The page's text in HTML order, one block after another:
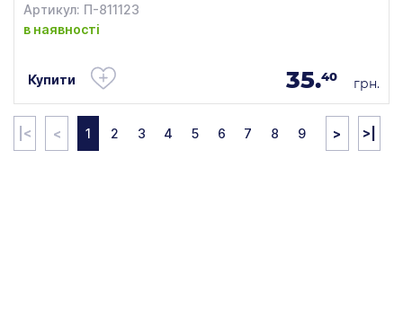
Артикул: П-811123
в наявності
Купити 35.40 грн.
|< < 1 2 3 4 5 6 7 8 9 > >|